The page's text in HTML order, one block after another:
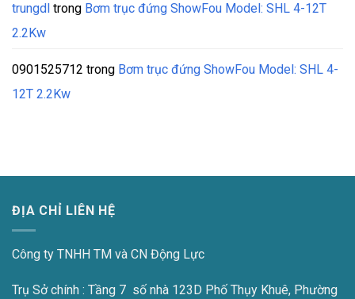
trungdl trong Bơm trục đứng ShowFou Model: SHL 4-12T
2.2Kw
0901525712 trong Bơm trục đứng ShowFou Model: SHL 4-
12T 2.2Kw
ĐỊA CHỈ LIÊN HỆ
Công ty TNHH TM và CN Động Lực
Trụ Sở chính : Tầng 7 số nhà 123D Phố Thụy Khuê, Phường